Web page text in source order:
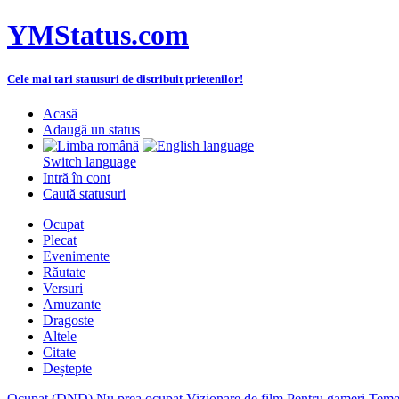
YMStatus.com
Cele mai tari statusuri de distribuit prietenilor!
Acasă
Adaugă un status
Switch language
Intră în cont
Caută statusuri
Ocupat
Plecat
Evenimente
Răutate
Versuri
Amuzante
Dragoste
Altele
Citate
Deștepte